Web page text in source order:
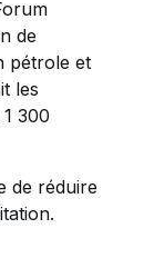
de
pétrole et
les
300
de réduire